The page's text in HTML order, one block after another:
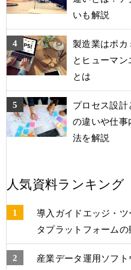
いも解説
製造業はポカ
とヒューマ
とは
プロセス設計
の違いや仕事
法を解説
人気資料ランキング
導入ガイドエッジ・
タプラットフォーム
産業データ運⽤ソフ